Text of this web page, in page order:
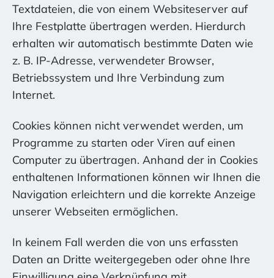
Textdateien, die von einem Websiteserver auf
Ihre Festplatte übertragen werden. Hierdurch
erhalten wir automatisch bestimmte Daten wie
z. B. IP-Adresse, verwendeter Browser,
Betriebssystem und Ihre Verbindung zum
Internet.
Cookies können nicht verwendet werden, um
Programme zu starten oder Viren auf einen
Computer zu übertragen. Anhand der in Cookies
enthaltenen Informationen können wir Ihnen die
Navigation erleichtern und die korrekte Anzeige
unserer Webseiten ermöglichen.
In keinem Fall werden die von uns erfassten
Daten an Dritte weitergegeben oder ohne Ihre